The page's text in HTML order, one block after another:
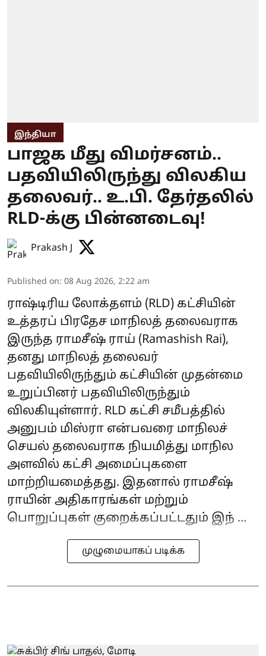
இந்தியா
பாஜக மீது விமர்சனம்..
பதவியிலிருந்து விலகிய
தலைவர்.. உ.பி. தேர்தலில்
RLD-க்கு பின்னடைவு!
Prakash J
Published on: 08 Aug 2026, 2:22 am
ராஷ்டிரிய லோக்தளம் (RLD) கட்சியின்
உத்தரப் பிரதேச மாநிலத் தலைவராக
இருந்த ராமசீஷ் ராய் (Ramashish Rai),
தனது மாநிலத் தலைவர்
பதவியிலிருந்தும் கட்சியின் முதன்மை
உறுப்பினர் பதவியிலிருந்தும்
விலகியுள்ளார். RLD கட்சி சமீபத்தில்
அனுபம் மிஸ்ரா என்பவரை மாநிலச்
செயல் தலைவராக நியமித்து மாநில
அளவில் கட்சி அமைப்புகளை
மாற்றியமைத்தது. இதனால் ராமசீஷ்
ராயின் அதிகாரங்கள் மற்றும்
பொறுப்புகள் குறைக்கப்பட்டதும் இந் ...
முழுமையாகப் படிக்க